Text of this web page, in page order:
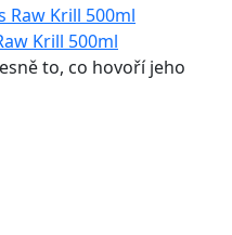
Krill 500ml
to, co hovoří jeho